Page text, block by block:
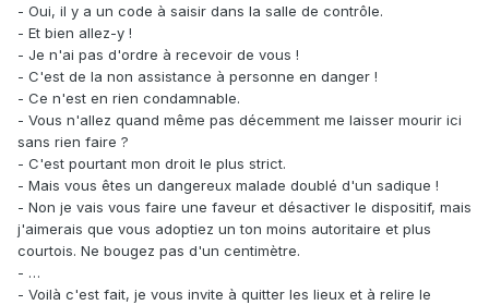
- Oui, il y a un code à saisir dans la salle de contrôle.
- Et bien allez-y !
- Je n'ai pas d'ordre à recevoir de vous !
- C'est de la non assistance à personne en danger !
- Ce n'est en rien condamnable.
- Vous n'allez quand même pas décemment me laisser mourir ici
sans rien faire ?
- C'est pourtant mon droit le plus strict.
- Mais vous êtes un dangereux malade doublé d'un sadique !
- Non je vais vous faire une faveur et désactiver le dispositif, mais
j'aimerais que vous adoptiez un ton moins autoritaire et plus
courtois. Ne bougez pas d'un centimètre.
- …
- Voilà c'est fait, je vous invite à quitter les lieux et à relire le